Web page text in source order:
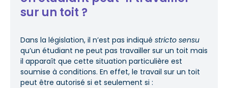
sur un toit ?
Dans la législation, il n’est pas indiqué stricto sensu
qu’un étudiant ne peut pas travailler sur un toit mais
il apparaît que cette situation particulière est
soumise à conditions. En effet, le travail sur un toit
peut être autorisé si et seulement si :